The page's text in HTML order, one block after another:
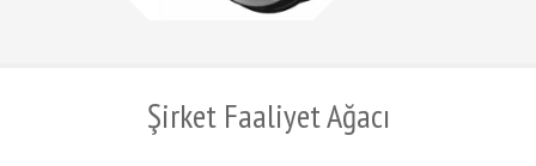
Şirket Faaliyet Ağacı